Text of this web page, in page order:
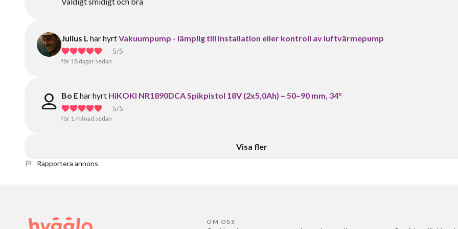
Julius L har hyrtVakuumpump - lämplig till installation eller kontroll av luftvärmepump
5/5
för 18 dagar sedan
Bo Ehar hyrt HiKOKI NR1890DCA Spikpistol 18V (2x5,0Ah) – 50–90 mm, 34°
5/5
för 1 månad sedan
Visa fler
Rapportera annons
OM OSS